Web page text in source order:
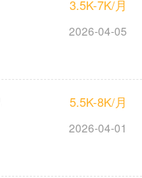
3.5K-7K/月
2026-04-05
5.5K-8K/月
2026-04-01